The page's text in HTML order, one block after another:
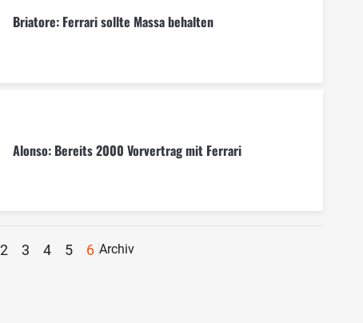
Briatore: Ferrari sollte Massa behalten
Alonso: Bereits 2000 Vorvertrag mit Ferrari
2 3 4 5 6 Archiv